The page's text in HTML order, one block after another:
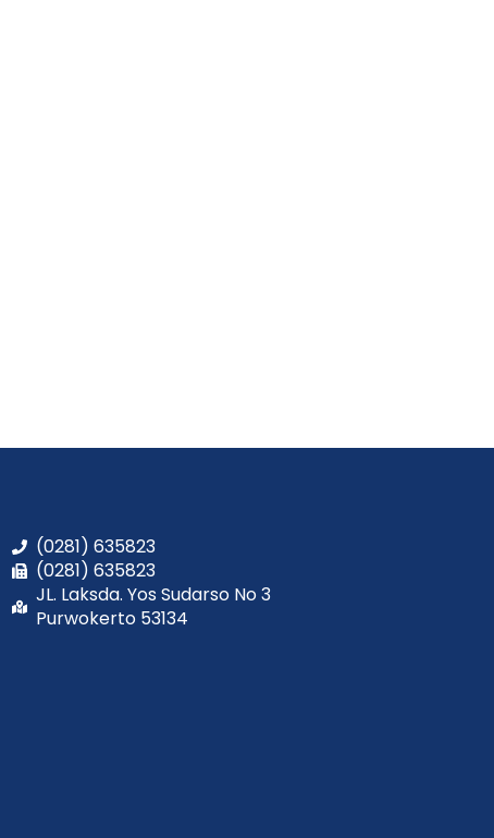
(0281) 635823
(0281) 635823
JL. Laksda. Yos Sudarso No 3
Purwokerto 53134